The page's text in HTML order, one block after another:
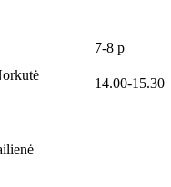
7-8 p
14.00-15.30